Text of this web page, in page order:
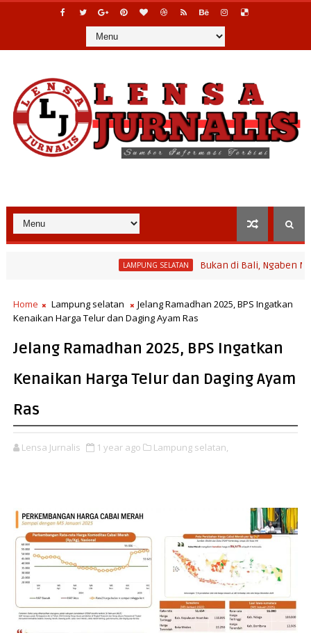
LAMPUNG SELATAN Bukan di Bali, Ngaben Massal
Home Lampung selatan
Jelang Ramadhan 2025, BPS Ingatkan
Kenaikan Harga Telur dan Daging Ayam Ras
Jelang Ramadhan 2025, BPS Ingatkan
Kenaikan Harga Telur dan Daging Ayam
Ras
Lensa Jurnalis 1 year ago Lampung selatan,